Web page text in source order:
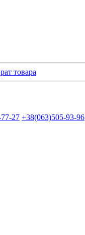
товара
27 +38(063)505-93-96